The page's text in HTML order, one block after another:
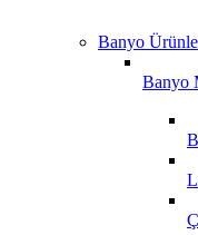
Banyo
Banyo